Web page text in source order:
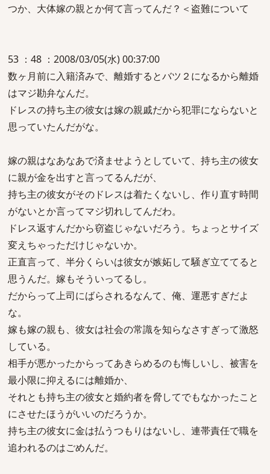
つか、大体嫁の親とか何て言ってんだ？＜盗難について
53 ：48 ：2008/03/05(水) 00:37:00
数ヶ月前に入籍済みで、離婚するとバツ２になるから離婚
はマジ勘弁なんだ。
ドレスの持ち主の彼女は嫁の親戚だから犯罪にならないと
思っていたんだがな。
嫁の親はなあなあで済ませようとしていて、持ち主の彼女
に親が金を出すと言ってるんだが、
持ち主の彼女がそのドレスは着たくないし、作り直す時間
がないとか言ってマジ切れしてんだわ。
ドレス返すんだから窃盗じゃないだろう。ちょっとサイズ
変えちゃっただけじゃないか。
正直言って、半分くらいは彼女が嫉妬して騒ぎ立ててると
思うんだ。嫁もそういってるし。
だからって上司にばらされるなんて、俺、運悪すぎだよ
な。
嫁も嫁の親も、彼女は社会の常識を知らなさすぎって激怒
している。
相手が悪かったからってあきらめるのも悔しいし、被害を
最小限に抑えるには離婚か、
それとも持ち主の彼女と婚約者を脅してでもなかったこと
にさせたほうがいいのだろうか。
持ち主の彼女に金は払うつもりはないし、連帯責任で職を
追われるのはごめんだ。